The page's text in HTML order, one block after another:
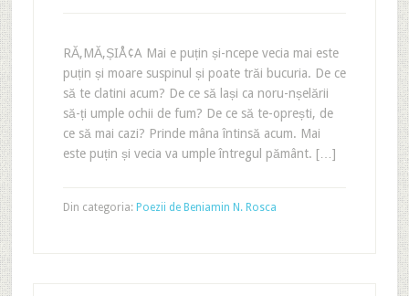
RĂ‚MĂ‚ȘIÅ¢A Mai e puțin și-ncepe vecia mai este
puțin și moare suspinul și poate trăi bucuria. De ce
să te clatini acum? De ce să lași ca noru-nșelării
să-ți umple ochii de fum? De ce să te-oprești, de
ce să mai cazi? Prinde mâna întinsă acum. Mai
este puțin și vecia va umple întregul pământ. […]
Din categoria: Poezii de Beniamin N. Rosca